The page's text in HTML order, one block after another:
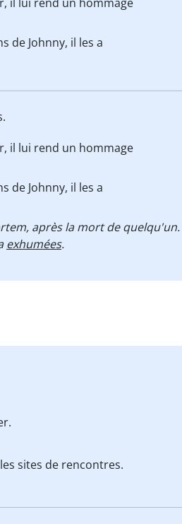
de Johnny, il les a
il lui rend un hommage
de Johnny, il les a
après la mort de quelqu'un.
exhumées.
sites de rencontres.